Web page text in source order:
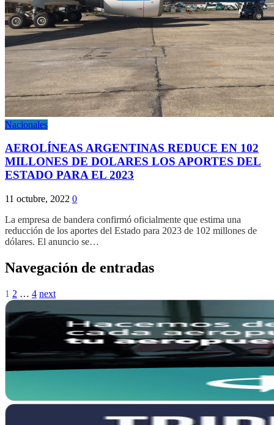
Nacionales
AEROLÍNEAS ARGENTINAS REDUCE EN 102
MILLONES DE DOLARES LOS APORTES DEL
ESTADO PARA EL 2023
11 octubre, 2022 0
La empresa de bandera confirmó oficialmente que estima una
reducción de los aportes del Estado para 2023 de 102 millones de
dólares. El anuncio se…
Navegación de entradas
1 2 … 4 next